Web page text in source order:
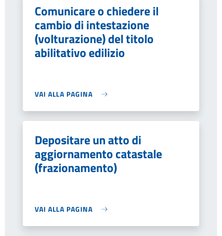
Comunicare o chiedere il
cambio di intestazione
(volturazione) del titolo
abilitativo edilizio
VAI ALLA PAGINA
Depositare un atto di
aggiornamento catastale
(frazionamento)
VAI ALLA PAGINA